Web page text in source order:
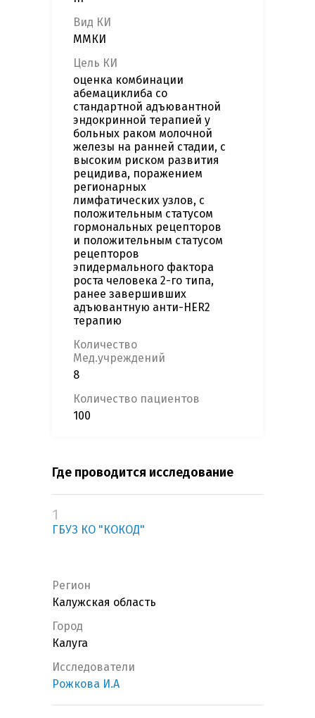
Вид КИ
ММКИ
Цель КИ
оценка комбинации
абемациклиба со
стандартной адъювантной
эндокринной терапией у
больных раком молочной
железы на ранней стадии, с
высоким риском развития
рецидива, поражением
регионарных
лимфатических узлов, с
положительным статусом
гормональных рецепторов
и положительным статусом
рецепторов
эпидермального фактора
роста человека 2-го типа,
ранее завершивших
адъювантную анти-HER2
терапию
Количество
Мед.учреждений
8
Количество пациентов
100
Где проводится исследование
1
ГБУЗ КО "КОКОД"
Регион
Калужская область
Город
Калуга
Исследователи
Рожкова И.А